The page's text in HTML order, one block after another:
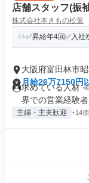
店舗スタッフ(振
株式会社本きもの松葉
✅昇給年4回✅入
大阪府富田林市
月給26万7150円
求めている人材
界での営業経験者
主婦・主夫歓迎 +14個